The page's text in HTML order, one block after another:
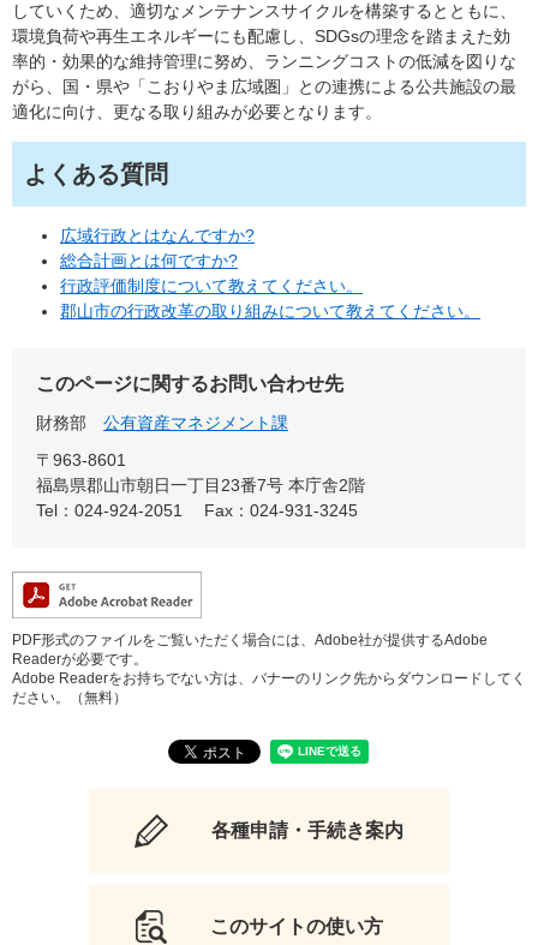
していくため、適切なメンテナンスサイクルを構築するとともに、
環境負荷や再生エネルギーにも配慮し、SDGsの理念を踏まえた効
率的・効果的な維持管理に努め、ランニングコストの低減を図りな
がら、国・県や「こおりやま広域圏」との連携による公共施設の最
適化に向け、更なる取り組みが必要となります。
よくある質問
広域行政とはなんですか?
総合計画とは何ですか?
行政評価制度について教えてください。
郡山市の行政改革の取り組みについて教えてください。
このページに関するお問い合わせ先
財務部
公有資産マネジメント課
〒963-8601
福島県郡山市朝日一丁目23番7号 本庁舎2階
Tel：024-924-2051
Fax：024-931-3245
PDF形式のファイルをご覧いただく場合には、Adobe社が提供するAdobe
Readerが必要です。
Adobe Readerをお持ちでない方は、バナーのリンク先からダウンロードしてく
ださい。（無料）
各種申請・手続き案内
このサイトの使い方